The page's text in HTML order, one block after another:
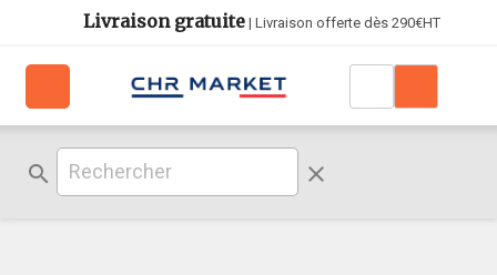
Livraison gratuite| Livraison offerte dès 290€HT
search clear